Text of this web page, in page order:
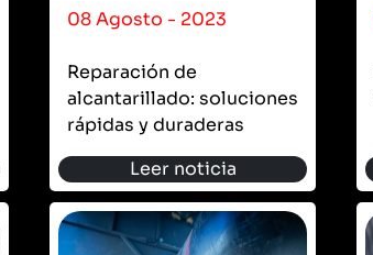
08 Agosto - 2023
Reparación de
alcantarillado: soluciones
rápidas y duraderas
Leer noticia